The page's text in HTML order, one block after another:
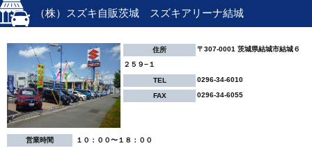
（株）スズキ自販茨城 スズキアリーナ結城
住所 〒307-0001 茨城県結城市結城６
２５９−１
TEL 0296-34-6010
FAX 0296-34-6055
営業時間
１０：００〜１８：００